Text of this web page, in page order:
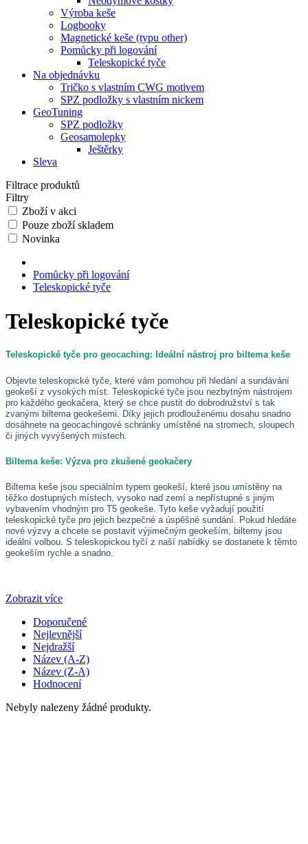
Výroba keše
Logbooky
Magnetické keše (typu other)
Pomůcky při logování
Teleskopické tyče
Na objednávku
Tričko s vlastním CWG motivem
SPZ podložky s vlastním nickem
GeoTuning
SPZ podložky
Geosamolepky
Ještěrky
Sleva
Filtrace produktů
Filtry
Zboží v akci
Pouze zboží skladem
Novinka
Pomůcky při logování
Teleskopické tyče
Teleskopické tyče
Teleskopické tyče pro geocaching: Ideální nástroj pro biltema keše
Objevte teleskopické tyče, které vám pomohou při hledání a sundávání
geokeší z vysokých míst. Teleskopické tyče jsou nezbytným nástrojem
pro každého geokačera, který se chce pustit do dobrodružství s tak
zvanými biltema geokešemi. Díky jejich prodlouženému dosahu snadno
dosáhnete na geocachingové schránky umístěné na stromech, sloupech
či jiných vyvýšených místech.
Biltema keše: Výzva pro zkušené geokačery
Biltema keše jsou speciálním typem geokeší, které jsou umístěny na
těžko dostupných místech, vysoko nad zemí a nepřístupné s jiným
vybavením vhodným pro T5 geokeše. Tyto keše vyžadují použití
teleskopické tyče pro jejich bezpečné a úspěšné sundání. Pokud hledáte
nové výzvy a chcete se postavit výjimečným geokeším, biltemy jsou
ideální volbou. S teleskopickou tyčí z naší nabídky se dostanete k těmto
geokeším rychle a snadno.
Zobrazit více
Doporučené
Nejlevnější
Nejdražší
Název (A-Z)
Název (Z-A)
Hodnocení
Nebyly nalezeny žádné produkty.